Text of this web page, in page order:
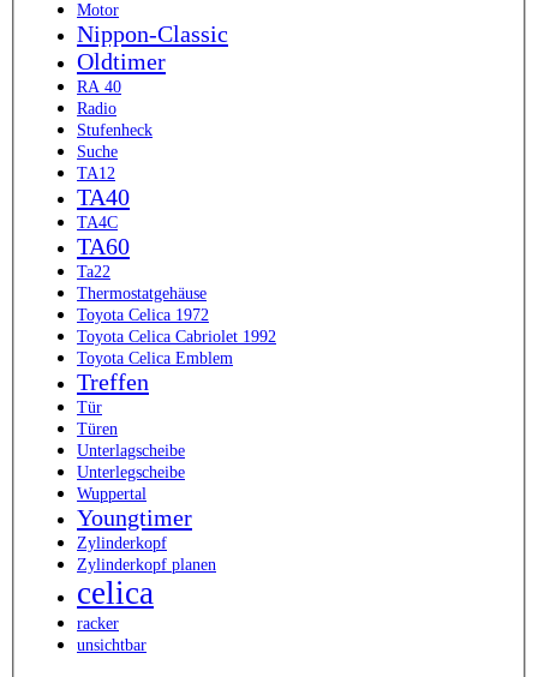
Motor
Nippon-Classic
Oldtimer
RA 40
Radio
Stufenheck
Suche
TA12
TA40
TA4C
TA60
Ta22
Thermostatgehäuse
Toyota Celica 1972
Toyota Celica Cabriolet 1992
Toyota Celica Emblem
Treffen
Tür
Türen
Unterlagscheibe
Unterlegscheibe
Wuppertal
Youngtimer
Zylinderkopf
Zylinderkopf planen
celica
racker
unsichtbar